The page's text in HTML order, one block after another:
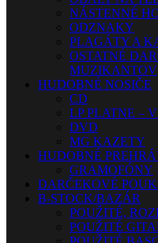
NÁSTENNÉ
ODZNAKY
PLAGÁTY A
OSTATNÉ
MUZIKANTOV
HUDOBNÉ NOSIČE
CD
LP PLATNE –
DVD
MG KAZETY
HUDOBNÉ
GRAMOFÓNY
DARČEKOVÉ
B-STOCK/BAZÁR
POUŽITÉ,
POUŽITÉ